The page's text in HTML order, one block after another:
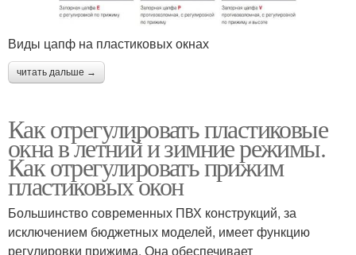
Виды цапф на пластиковых окнах
читать дальше →
Как отрегулировать пластиковые
окна в летний и зимние режимы.
Как отрегулировать прижим
пластиковых окон
Большинство современных ПВХ конструкций, за
исключением бюджетных моделей, имеет функцию
регулировки прижима. Она обеспечивает